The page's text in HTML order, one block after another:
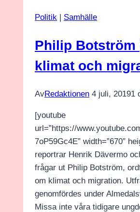
Politik Samhälle
Philip Botström
klimat och
AvRedaktionen 4 juli, 20191
[youtube
url=”https://
7oP59Gc4E” width=”670″
reportrar Henrik Dävermo
frågar ut Philip Botström,
om klimat och migration.
genomfördes under
Missa inte våra tidigare